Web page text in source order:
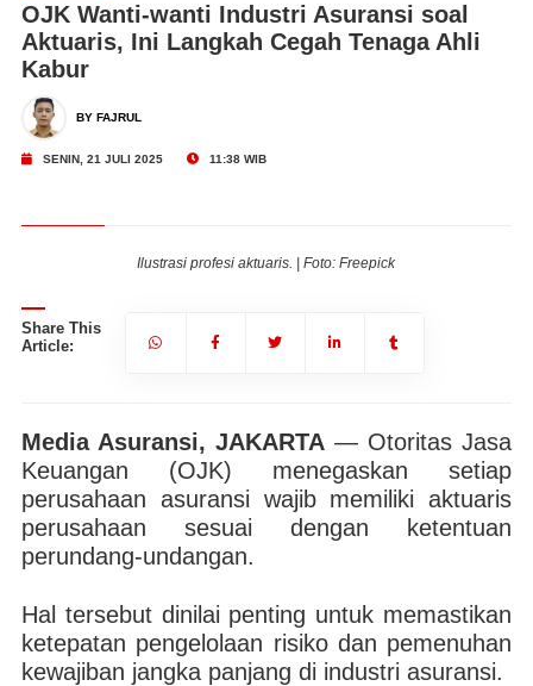
OJK Wanti-wanti Industri Asuransi soal
Aktuaris, Ini Langkah Cegah Tenaga Ahli
Kabur
BY FAJRUL
SENIN, 21 JULI 2025 11:38 WIB
Ilustrasi profesi aktuaris. | Foto: Freepick
Share This
Article:
Media Asuransi, JAKARTA— Otoritas Jasa
Keuangan (OJK) menegaskan setiap
perusahaan asuransi wajib memiliki aktuaris
perusahaan sesuai dengan ketentuan
perundang-undangan.
Hal tersebut dinilai penting untuk memastikan
ketepatan pengelolaan risiko dan pemenuhan
kewajiban jangka panjang di industri asuransi.